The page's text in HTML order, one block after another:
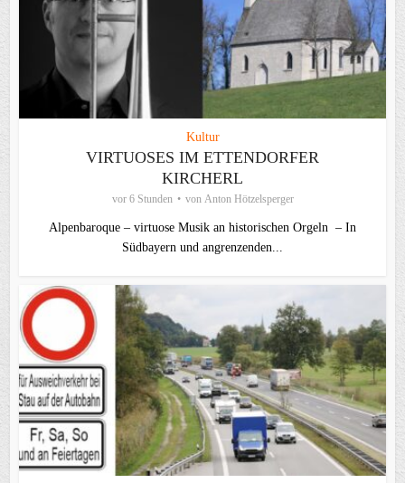
Kultur
VIRTUOSES IM ETTENDORFER
KIRCHERL
vor 6 Stunden von Anton Hötzelsperger
Alpenbaroque – virtuose Musik an historischen Orgeln – In
Südbayern und angrenzenden...